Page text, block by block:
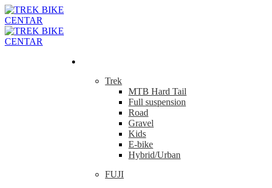
Trek
MTB Hard Tail
Full suspension
Road
Gravel
Kids
E-bike
Hybrid/Urban
FUJI